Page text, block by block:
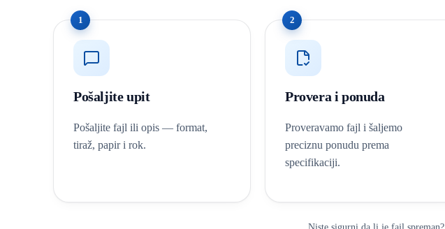
1
Pošaljite upit
Pošaljite fajl ili opis — format,
tiraž, papir i rok.
2
Provera i ponuda
Proveravamo fajl i šaljemo
preciznu ponudu prema
specifikaciji.